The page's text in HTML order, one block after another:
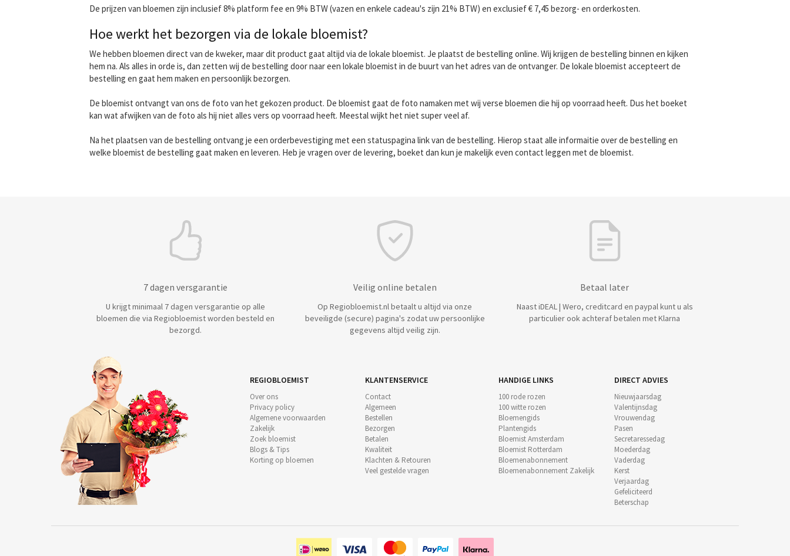
De prijzen van bloemen zijn inclusief 8% platform fee en 9% BTW (vazen en enkele cadeau's zijn 21% BTW) en exclusief € 7,45 bezorg- en orderkosten.
Hoe werkt het bezorgen via de lokale bloemist?
We hebben bloemen direct van de kweker, maar dit product gaat altijd via de lokale bloemist. Je plaatst de bestelling online. Wij krijgen de bestelling binnen en kijken
hem na. Als alles in orde is, dan zetten wij de bestelling door naar een lokale bloemist in de buurt van het adres van de ontvanger. De lokale bloemist accepteert de
bestelling en gaat hem maken en persoonlijk bezorgen.
De bloemist ontvangt van ons de foto van het gekozen product. De bloemist gaat de foto namaken met wij verse bloemen die hij op voorraad heeft. Dus het boeket
kan wat afwijken van de foto als hij niet alles vers op voorraad heeft. Meestal wijkt het niet super veel af.
Na het plaatsen van de bestelling ontvang je een orderbevestiging met een statuspagina link van de bestelling. Hierop staat alle informaitie over de bestelling en
welke bloemist de bestelling gaat maken en leveren. Heb je vragen over de levering, boeket dan kun je makelijk even contact leggen met de bloemist.
7 dagen versgarantie
U krijgt minimaal 7 dagen versgarantie op alle
bloemen die via Regiobloemist worden besteld en
bezorgd.
Veilig online betalen
Op Regiobloemist.nl betaalt u altijd via onze
beveiligde (secure) pagina's zodat uw persoonlijke
gegevens altijd veilig zijn.
Betaal later
Naast iDEAL | Wero, creditcard en paypal kunt u als
particulier ook achteraf betalen met Klarna
REGIOBLOEMIST
Over ons
Privacy policy
Algemene voorwaarden
Zakelijk
Zoek bloemist
Blogs & Tips
Korting op bloemen
KLANTENSERVICE
Contact
Algemeen
Bestellen
Bezorgen
Betalen
Kwaliteit
Klachten & Retouren
Veel gestelde vragen
HANDIGE LINKS
100 rode rozen
100 witte rozen
Bloemengids
Plantengids
Bloemist Amsterdam
Bloemist Rotterdam
Bloemenabonnement
Bloemenabonnement Zakelijk
DIRECT ADVIES
Nieuwjaarsdag
Valentijnsdag
Vrouwendag
Pasen
Secretaressedag
Moederdag
Vaderdag
Kerst
Verjaardag
Gefeliciteerd
Beterschap